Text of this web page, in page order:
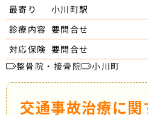
最寄り
小川町駅
診療内容 要問合せ
対応保険 要問合せ
整骨院・接骨院
小川町
交通事故治療に